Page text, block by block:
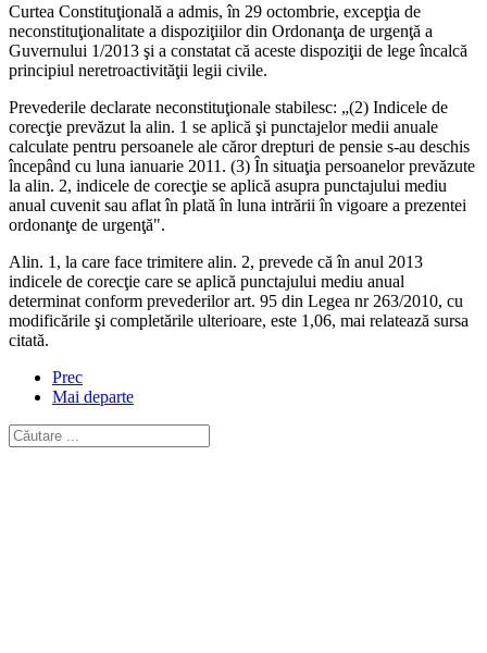
Curtea Constituţională a admis, în 29 octombrie, excepţia de
neconstituţionalitate a dispoziţiilor din Ordonanţa de urgenţă a
Guvernului 1/2013 şi a constatat că aceste dispoziţii de lege încalcă
principiul neretroactivităţii legii civile.
Prevederile declarate neconstituţionale stabilesc: „(2) Indicele de
corecţie prevăzut la alin. 1 se aplică şi punctajelor medii anuale
calculate pentru persoanele ale căror drepturi de pensie s-au deschis
începând cu luna ianuarie 2011. (3) În situaţia persoanelor prevăzute
la alin. 2, indicele de corecţie se aplică asupra punctajului mediu
anual cuvenit sau aflat în plată în luna intrării în vigoare a prezentei
ordonanţe de urgenţă".
Alin. 1, la care face trimitere alin. 2, prevede că în anul 2013
indicele de corecţie care se aplică punctajului mediu anual
determinat conform prevederilor art. 95 din Legea nr 263/2010, cu
modificările şi completările ulterioare, este 1,06, mai relatează sursa
citată.
Prec
Mai departe